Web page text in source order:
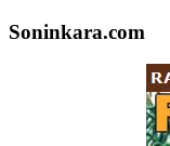
Soninkara.com